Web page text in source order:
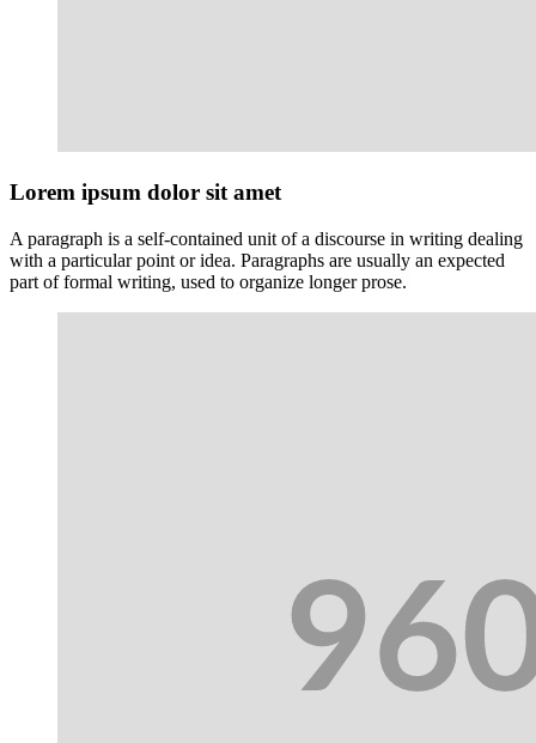
Lorem ipsum dolor sit amet
A paragraph is a self-contained unit of a discourse in writing dealing
with a particular point or idea. Paragraphs are usually an expected
part of formal writing, used to organize longer prose.